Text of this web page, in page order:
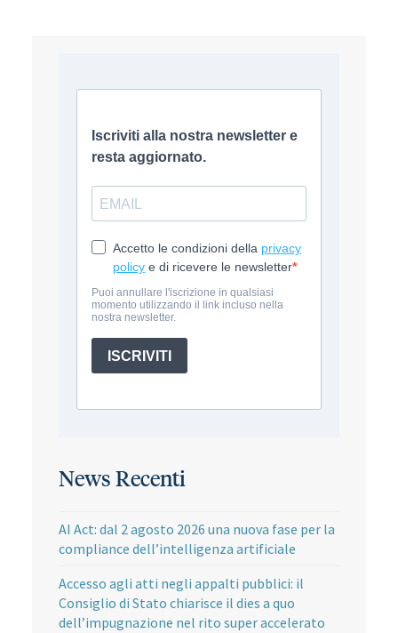
News Recenti
AI Act: dal 2 agosto 2026 una nuova fase per la
compliance dell’intelligenza artificiale
Accesso agli atti negli appalti pubblici: il
Consiglio di Stato chiarisce il dies a quo
dell’impugnazione nel rito super accelerato